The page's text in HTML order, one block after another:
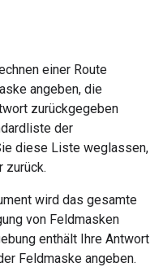
einer Route
angeben, die
zurückgegeben
der
diese Liste weglassen,
zurück.
wird das gesamte
von Feldmasken
enthält Ihre Antwort
Feldmaske angeben.